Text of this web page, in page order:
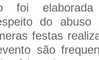
foi
do abuso
festas
são